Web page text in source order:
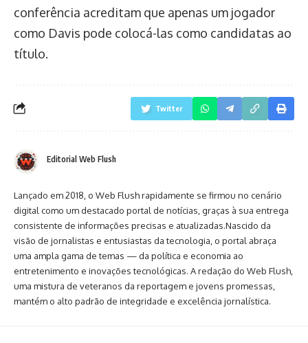
conferência acreditam que apenas um jogador
como Davis pode colocá-las como candidatas ao
título.
Twitter
Editorial Web Flush
Lançado em 2018, o Web Flush rapidamente se firmou no cenário
digital como um destacado portal de notícias, graças à sua entrega
consistente de informações precisas e atualizadas.Nascido da
visão de jornalistas e entusiastas da tecnologia, o portal abraça
uma ampla gama de temas — da política e economia ao
entretenimento e inovações tecnológicas. A redação do Web Flush,
uma mistura de veteranos da reportagem e jovens promessas,
mantém o alto padrão de integridade e excelência jornalística.